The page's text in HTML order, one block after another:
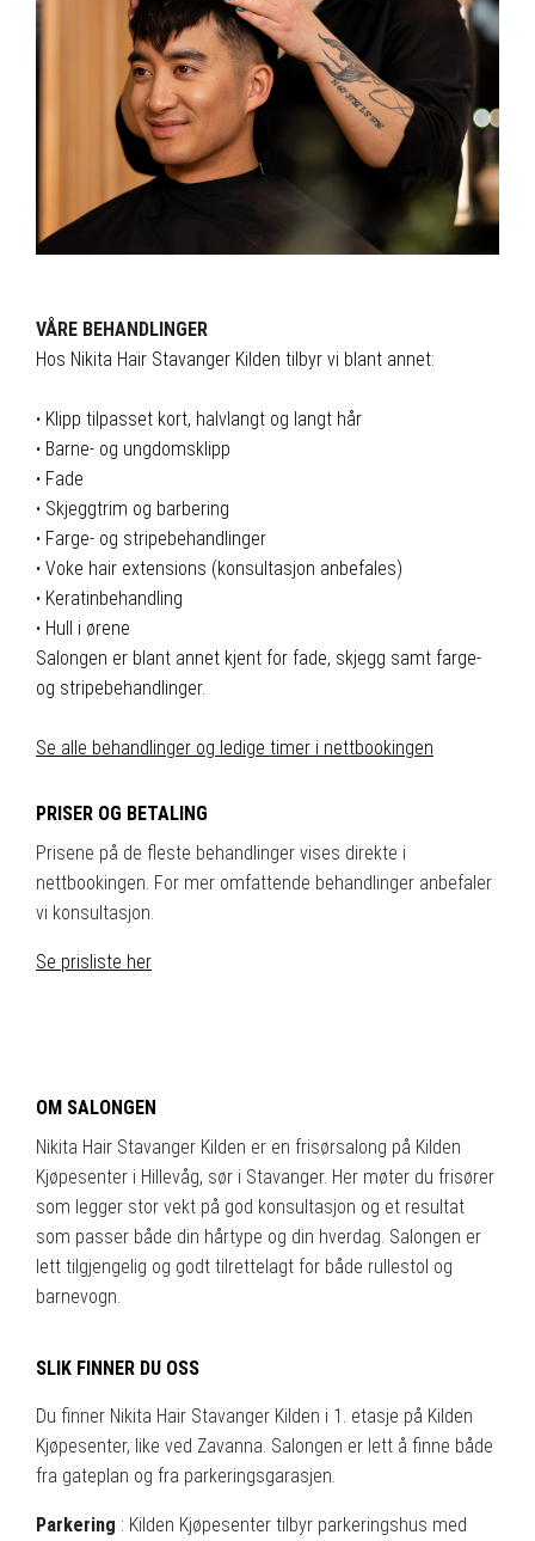
VÅRE BEHANDLINGER
Hos Nikita Hair Stavanger Kilden tilbyr vi blant annet:
· Klipp tilpasset kort, halvlangt og langt hår
· Barne- og ungdomsklipp
· Fade
· Skjeggtrim og barbering
· Farge- og stripebehandlinger
· Voke hair extensions (konsultasjon anbefales)
· Keratinbehandling
· Hull i ørene
Salongen er blant annet kjent for fade, skjegg samt farge-
og stripebehandlinger.
Se alle behandlinger og ledige timer i nettbookingen
PRISER OG BETALING
Prisene på de fleste behandlinger vises direkte i
nettbookingen. For mer omfattende behandlinger anbefaler
vi konsultasjon.
Se prisliste her
OM SALONGEN
Nikita Hair Stavanger Kilden er en frisørsalong på Kilden
Kjøpesenter i Hillevåg, sør i Stavanger. Her møter du frisører
som legger stor vekt på god konsultasjon og et resultat
som passer både din hårtype og din hverdag. Salongen er
lett tilgjengelig og godt tilrettelagt for både rullestol og
barnevogn.
SLIK FINNER DU OSS
Du finner Nikita Hair Stavanger Kilden i 1. etasje på Kilden
Kjøpesenter, like ved Zavanna. Salongen er lett å finne både
fra gateplan og fra parkeringsgarasjen.
Parkering : Kilden Kjøpesenter tilbyr parkeringshus med